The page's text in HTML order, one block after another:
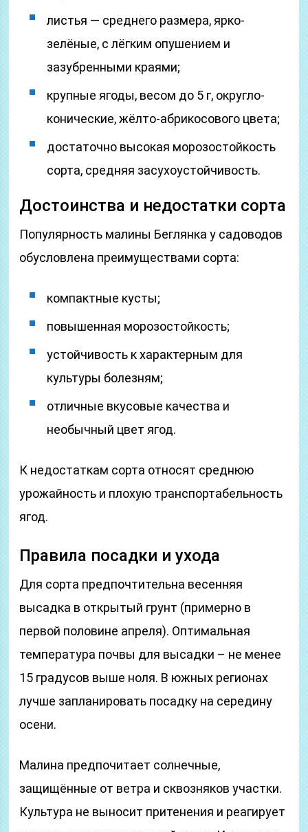
листья — среднего размера, ярко-
зелёные, с лёгким опушением и
зазубренными краями;
крупные ягоды, весом до 5 г, округло-
конические, жёлто-абрикосового цвета;
достаточно высокая морозостойкость
сорта, средняя засухоустойчивость.
Достоинства и недостатки сорта
Популярность малины Беглянка у садоводов
обусловлена преимуществами сорта:
компактные кусты;
повышенная морозостойкость;
устойчивость к характерным для
культуры болезням;
отличные вкусовые качества и
необычный цвет ягод.
К недостаткам сорта относят среднюю
урожайность и плохую транспортабельность
ягод.
Правила посадки и ухода
Для сорта предпочтительна весенняя
высадка в открытый грунт (примерно в
первой половине апреля). Оптимальная
температура почвы для высадки – не менее
15 градусов выше ноля. В южных регионах
лучше запланировать посадку на середину
осени.
Малина предпочитает солнечные,
защищённые от ветра и сквозняков участки.
Культура не выносит притенения и реагирует